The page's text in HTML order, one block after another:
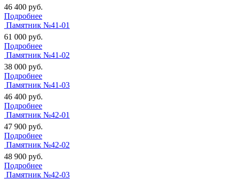
46 400 руб.
Подробнее
Памятник №41-01
61 000 руб.
Подробнее
Памятник №41-02
38 000 руб.
Подробнее
Памятник №41-03
46 400 руб.
Подробнее
Памятник №42-01
47 900 руб.
Подробнее
Памятник №42-02
48 900 руб.
Подробнее
Памятник №42-03